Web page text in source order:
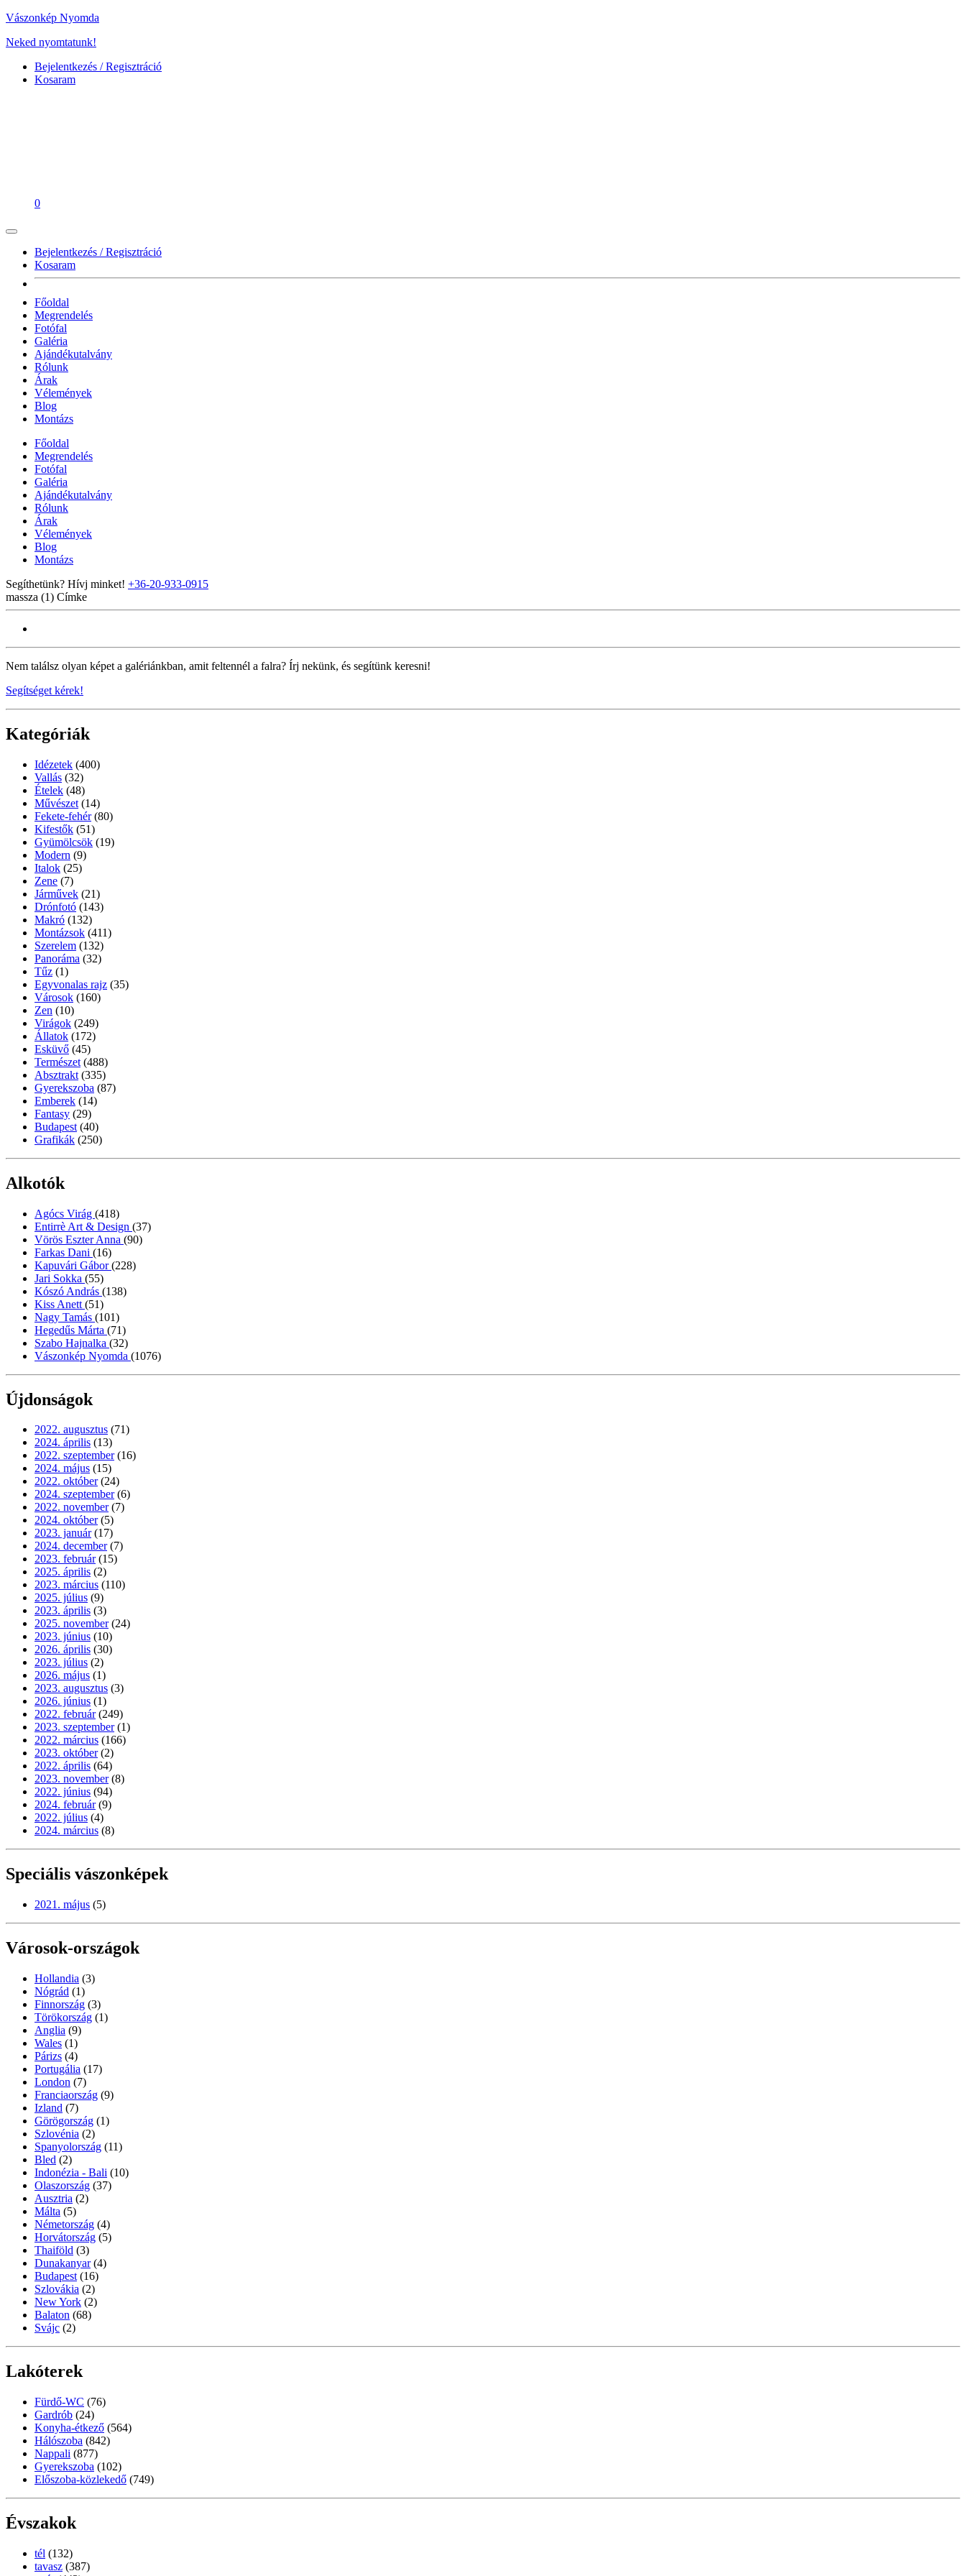
Vászonkép Nyomda
Neked nyomtatunk!
Bejelentkezés / Regisztráció
Kosaram
0
Bejelentkezés / Regisztráció
Kosaram
Főoldal
Megrendelés
Fotófal
Galéria
Ajándékutalvány
Rólunk
Árak
Vélemények
Blog
Montázs
Főoldal
Megrendelés
Fotófal
Galéria
Ajándékutalvány
Rólunk
Árak
Vélemények
Blog
Montázs
Segíthetünk? Hívj minket! +36-20-933-0915
massza (1) Címke
Nem találsz olyan képet a galériánkban, amit feltennél a falra? Írj nekünk, és segítünk keresni!
Segítséget kérek!
Kategóriák
Idézetek (400)
Vallás (32)
Ételek (48)
Művészet (14)
Fekete-fehér (80)
Kifestők (51)
Gyümölcsök (19)
Modern (9)
Italok (25)
Zene (7)
Járművek (21)
Drónfotó (143)
Makró (132)
Montázsok (411)
Szerelem (132)
Panoráma (32)
Tűz (1)
Egyvonalas rajz (35)
Városok (160)
Zen (10)
Virágok (249)
Állatok (172)
Esküvő (45)
Természet (488)
Absztrakt (335)
Gyerekszoba (87)
Emberek (14)
Fantasy (29)
Budapest (40)
Grafikák (250)
Alkotók
Agócs Virág (418)
Entirrè Art & Design (37)
Vörös Eszter Anna (90)
Farkas Dani (16)
Kapuvári Gábor(228)
Jari Sokka (55)
Kószó András (138)
Kiss Anett (51)
Nagy Tamás (101)
Hegedűs Márta (71)
Szabo Hajnalka (32)
Vászonkép Nyomda (1076)
Újdonságok
2022. augusztus (71)
2024. április (13)
2022. szeptember (16)
2024. május (15)
2022. október (24)
2024. szeptember (6)
2022. november (7)
2024. október (5)
2023. január (17)
2024. december (7)
2023. február (15)
2025. április (2)
2023. március (110)
2025. július (9)
2023. április (3)
2025. november (24)
2023. június (10)
2026. április (30)
2023. július (2)
2026. május (1)
2023. augusztus (3)
2026. június (1)
2022. február (249)
2023. szeptember (1)
2022. március (166)
2023. október (2)
2022. április (64)
2023. november (8)
2022. június (94)
2024. február (9)
2022. július (4)
2024. március (8)
Speciális vászonképek
2021. május (5)
Városok-országok
Hollandia (3)
Nógrád (1)
Finnország (3)
Törökország (1)
Anglia (9)
Wales (1)
Párizs (4)
Portugália (17)
London (7)
Franciaország (9)
Izland (7)
Görögország (1)
Szlovénia (2)
Spanyolország (11)
Bled (2)
Indonézia - Bali (10)
Olaszország (37)
Ausztria (2)
Málta (5)
Németország (4)
Horvátország (5)
Thaiföld (3)
Dunakanyar (4)
Budapest (16)
Szlovákia (2)
New York (2)
Balaton (68)
Svájc (2)
Lakóterek
Fürdő-WC (76)
Gardrób (24)
Konyha-étkező (564)
Hálószoba (842)
Nappali (877)
Gyerekszoba (102)
Előszoba-közlekedő (749)
Évszakok
tél (132)
tavasz (387)